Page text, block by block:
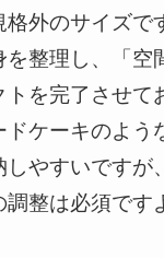
格外のサイズで
整理し、「空
を完了させて
ドケーキのよう
しやすいですが
整は必須です